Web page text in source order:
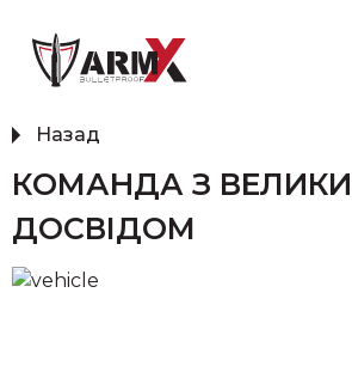
Назад
КОМАНДА З
ДОСВІДОМ